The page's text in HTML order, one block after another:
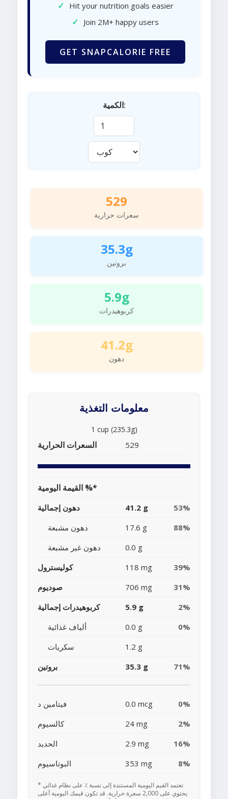
✓ Hit your nutrition goals easier
✓ Join 2M+ happy users
GET SNAPCALORIE FREE
الكمية:
529
سعرات حرارية
35.3g
بروتين
5.9g
كربوهيدرات
41.2g
دهون
معلومات التغذية
1 cup (235.3g)
السعرات الحرارية 529
القيمة اليومية %*
دهون إجمالية 41.2 g
53%
دهون مشبعة
17.6 g
88%
دهون غير مشبعة
0.0 g
كوليسترول
118 mg
39%
صوديوم
706 mg
31%
كربوهيدرات إجمالية
5.9 g
2%
ألياف غذائية
0.0 g
0%
سكريات
1.2 g
بروتين
35.3 g 71%
فيتامين د 0.0 mcg
0%
كالسيوم
24 mg
2%
الحديد
2.9 mg
16%
البوتاسيوم
353 mg 8%
* تعتمد القيم اليومية المستندة إلى نسبة ٪ على نظام غذائي
يحتوي على 2,000 سعرة حرارية. قد تكون قيمك اليومية أعلى